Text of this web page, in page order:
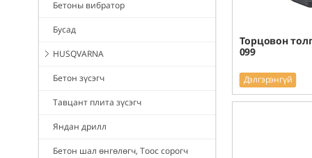
Бетоны вибратор
Бусад
HUSQVARNA
Бетон зүсэгч
Тавцант плита зүсэгч
Яндан дрилл
Бетон шал өнгөлөгч, Тоос сорогч
Торцовон
099
Дэлгэрэнгүй